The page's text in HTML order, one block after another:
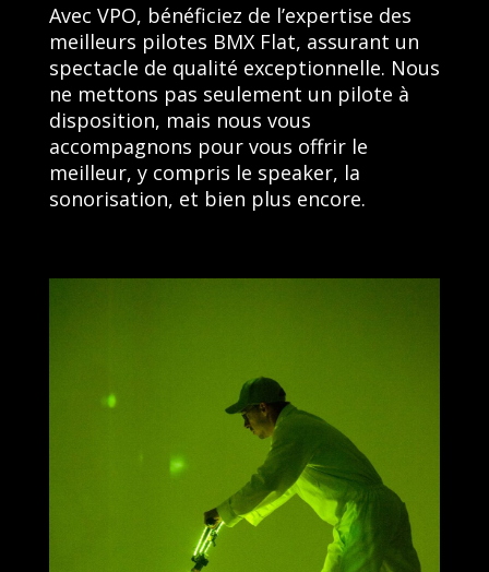
Avec VPO, bénéficiez de l’expertise des
meilleurs pilotes BMX Flat, assurant un
spectacle de qualité exceptionnelle. Nous
ne mettons pas seulement un pilote à
disposition, mais nous vous
accompagnons pour vous offrir le
meilleur, y compris le speaker, la
sonorisation, et bien plus encore.